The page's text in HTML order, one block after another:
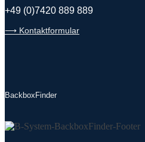
+49 (0)7420 889 889
⟶ Kontaktformular
BackboxFinder